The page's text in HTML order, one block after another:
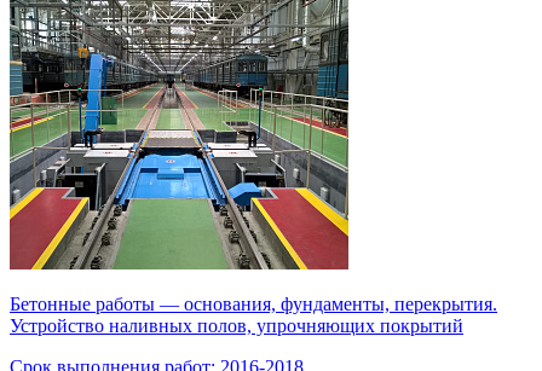
Бетонные работы — основания, фундаменты, перекрытия.
Устройство наливных полов, упрочняющих покрытий
Срок выполнения работ: 2016-2018